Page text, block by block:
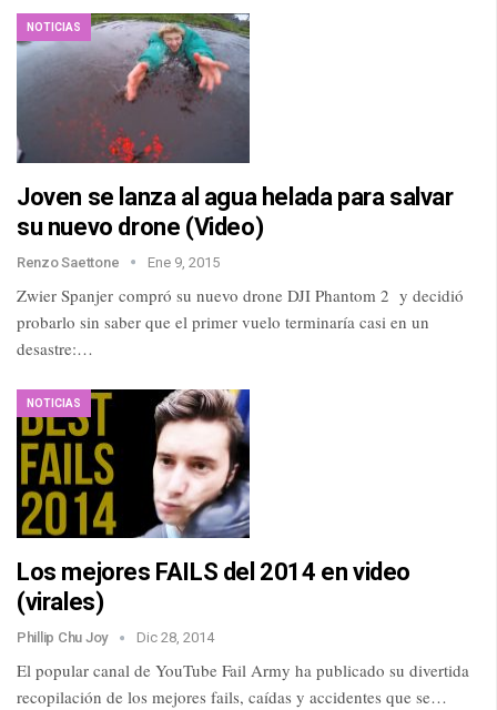
NOTICIAS
Joven se lanza al agua helada para salvar
su nuevo drone (Video)
Renzo Saettone Ene 9, 2015
Zwier Spanjer compró su nuevo drone DJI Phantom 2 y decidió
probarlo sin saber que el primer vuelo terminaría casi en un
desastre:…
NOTICIAS
Los mejores FAILS del 2014 en video
(virales)
Phillip Chu Joy Dic 28, 2014
El popular canal de YouTube Fail Army ha publicado su divertida
recopilación de los mejores fails, caídas y accidentes que se…